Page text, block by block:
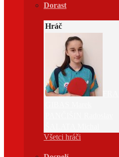
Dorast
Hráč
Všetci hráči